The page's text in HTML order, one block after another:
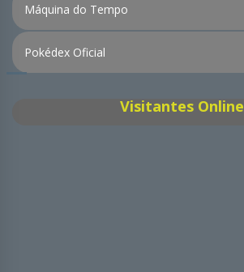
Máquina do Tempo
Pokédex Oficial
Visitantes Online